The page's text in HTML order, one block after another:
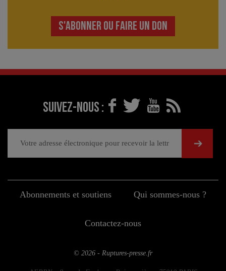
S'ABONNER OU FAIRE UN DON
Suivez-nous :
Abonnements et soutiens Qui sommes-nous ?
Contactez-nous
© 2026 - Ruptures-presse.fr